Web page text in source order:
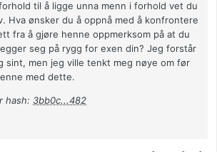
til å ligge unna menn i forhold vet du
Hva ønsker du å oppnå med å konfrontere
fra å gjøre henne oppmerksom på at du
seg på rygg for exen din? Jeg forstår
sint, men jeg ville tenkt meg nøye om før
med dette.
hash: 3bb0c...482